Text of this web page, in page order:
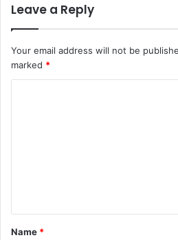
Leave a Reply
Your email address will not be
marked *
t
*
Name *